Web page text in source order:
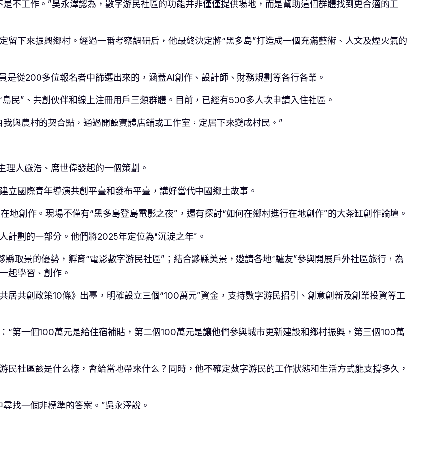
不工作。”吳永澤認為，數字游民社區的功能并非僅僅提供場地，而是幫助這個群體找到更合適的工
留下來振興鄉村。經過一番考察調研后，他最終決定將“黑多島”打造成一個充滿藝術、人文及煙火氣的
是從200多位報名者中篩選出來的，涵蓋AI創作、設計師、財務規劃等各行各業。
民”、共創伙伴和線上注冊用戶三類群體。目前，已經有500多人次申請入住社區。
與農村的契合點，通過開設實體店鋪或工作室，定居下來變成村民。”
理人嚴浩、席世偉發起的一個策劃。
立國際青年導演共創平臺和發布平臺，講好當代中國鄉土故事。
地創作。現場不僅有“黑多島登島電影之夜”，還有探討“如何在鄉村進行在地創作”的大茶缸創作論壇。
計劃的一部分。他們將2025年定位為“沉淀之年”。
取景的優勢，孵育“電影數字游民社區”；結合黟縣美景，邀請各地“驢友”參與開展戶外社區旅行，為
起學習、創作。
共創政策10條》出臺，明確設立三個“100萬元”資金，支持數字游民招引、創意創新及創業投資等工
“第一個100萬元是給住宿補貼，第二個100萬元是讓他們參與城市更新建設和鄉村振興，第三個100萬
民社區該是什么樣，會給當地帶來什么？同時，他不確定數字游民的工作狀態和生活方式能支撐多久，
找一個非標準的答案。”吳永澤說。